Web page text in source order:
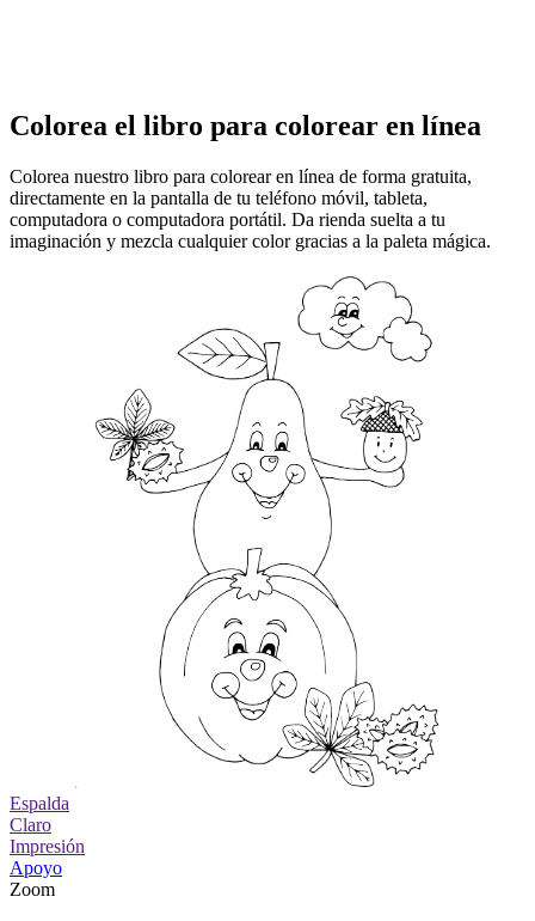
Colorea el libro para colorear en línea
Colorea nuestro libro para colorear en línea de forma gratuita,
directamente en la pantalla de tu teléfono móvil, tableta,
computadora o computadora portátil. Da rienda suelta a tu
imaginación y mezcla cualquier color gracias a la paleta mágica.
Espalda
Claro
Impresión
Apoyo
Zoom